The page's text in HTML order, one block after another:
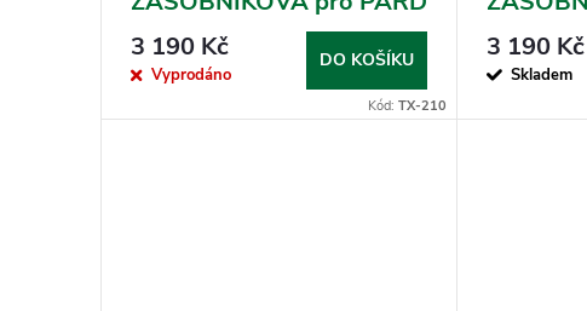
NV008P
3 190 Kč
Vyprodáno
DO KOŠÍKU
Kód:TX-210
3 190 Kč
Skladem